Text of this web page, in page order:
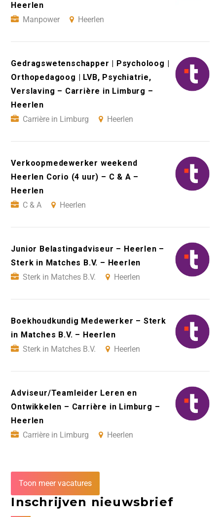
Heerlen
Manpower
Heerlen
Gedragswetenschapper | Psycholoog |
Orthopedagoog | LVB, Psychiatrie,
Verslaving – Carrière in Limburg –
Heerlen
Carrière in Limburg
Heerlen
Verkoopmedewerker weekend
Heerlen Corio (4 uur) – C & A –
Heerlen
C & A
Heerlen
Junior Belastingadviseur – Heerlen –
Sterk in Matches B.V. – Heerlen
Sterk in Matches B.V.
Heerlen
Boekhoudkundig Medewerker – Sterk
in Matches B.V. – Heerlen
Sterk in Matches B.V.
Heerlen
Adviseur/Teamleider Leren en
Ontwikkelen – Carrière in Limburg –
Heerlen
Carrière in Limburg
Heerlen
Toon meer vacatures
Inschrijven nieuwsbrief